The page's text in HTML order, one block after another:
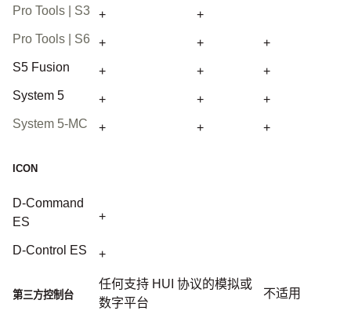
Pro Tools | S3 +
+
Pro Tools | S6
+ +
+
S5 Fusion
+ +
+
System 5
+ +
+
System 5-MC
+ + +
ICON
D-Command
ES
+
D-Control ES +
第三方控制台
任何支持 HUI 协议的模拟或
数字平台
不适用